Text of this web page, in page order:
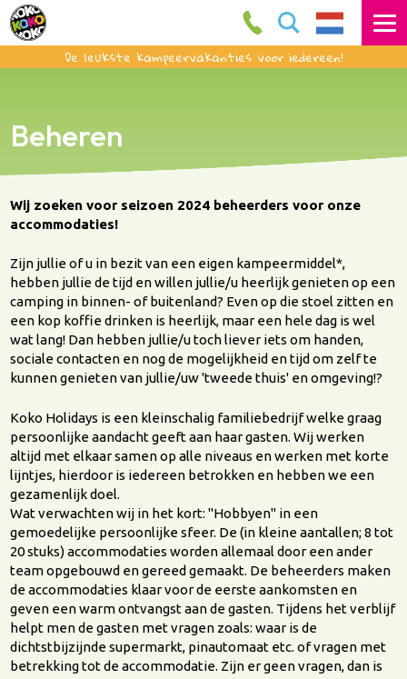
De leukste kampeervakanties voor iedereen!
Beheren
Wij zoeken voor seizoen 2024 beheerders voor onze
accommodaties!
Zijn jullie of u in bezit van een eigen kampeermiddel*,
hebben jullie de tijd en willen jullie/u heerlijk genieten op een
camping in binnen- of buitenland? Even op die stoel zitten en
een kop koffie drinken is heerlijk, maar een hele dag is wel
wat lang! Dan hebben jullie/u toch liever iets om handen,
sociale contacten en nog de mogelijkheid en tijd om zelf te
kunnen genieten van jullie/uw 'tweede thuis' en omgeving!?
Koko Holidays is een kleinschalig familiebedrijf welke graag
persoonlijke aandacht geeft aan haar gasten. Wij werken
altijd met elkaar samen op alle niveaus en werken met korte
lijntjes, hierdoor is iedereen betrokken en hebben we een
gezamenlijk doel.
Wat verwachten wij in het kort: "Hobbyen" in een
gemoedelijke persoonlijke sfeer. De (in kleine aantallen; 8 tot
20 stuks) accommodaties worden allemaal door een ander
team opgebouwd en gereed gemaakt. De beheerders maken
de accommodaties klaar voor de eerste aankomsten en
geven een warm ontvangst aan de gasten. Tijdens het verblijf
helpt men de gasten met vragen zoals: waar is de
dichtstbijzijnde supermarkt, pinautomaat etc. of vragen met
betrekking tot de accommodatie. Zijn er geen vragen, dan is